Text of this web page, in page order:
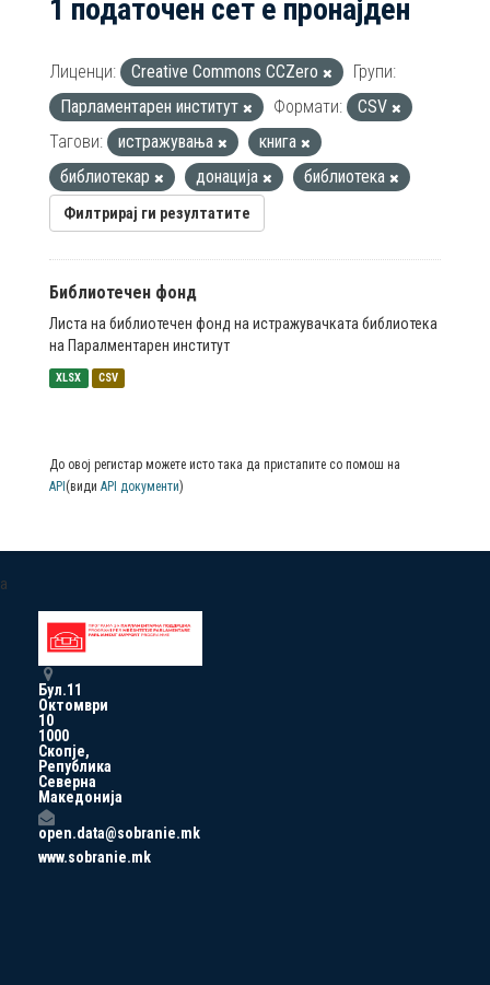
1 податочен сет е пронајден
Лиценци: Creative Commons CCZero
Групи:
Парламентарен институт
Формати:
CSV
Тагови:
истражувања
книга
библиотекар
донација библиотека
Филтрирај ги резултатите
Библиотечен фонд
Листа на библиотечен фонд на истражувачката библиотека
на Паралментарен институт
XLSX CSV
До овој регистар можете исто така да пристапите со помош на
API (види API документи)
a
Бул.11
Октомври
10
1000
Скопје,
Република
Северна
Македонија
open.data@sobranie.mk
www.sobranie.mk